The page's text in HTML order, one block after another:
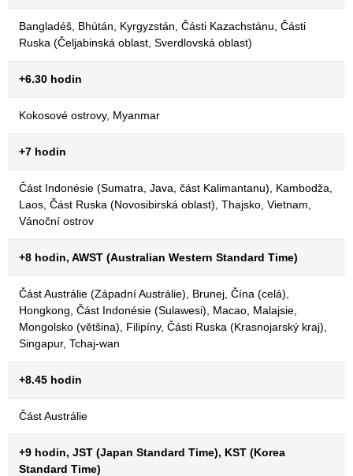
Bangladéš, Bhútán, Kyrgyzstán, Části Kazachstánu, Části
Ruska (Čeljabinská oblast, Sverdlovská oblast)
+6.30 hodin
Kokosové ostrovy, Myanmar
+7 hodin
Část Indonésie (Sumatra, Java, část Kalimantanu), Kambodža,
Laos, Část Ruska (Novosibirská oblast), Thajsko, Vietnam,
Vánoční ostrov
+8 hodin, AWST (Australian Western Standard Time)
Část Austrálie (Západní Austrálie), Brunej, Čína (celá),
Hongkong, Část Indonésie (Sulawesi), Macao, Malajsie,
Mongolsko (většina), Filipíny, Části Ruska (Krasnojarský kraj),
Singapur, Tchaj-wan
+8.45 hodin
Část Austrálie
+9 hodin, JST (Japan Standard Time), KST (Korea
Standard Time)